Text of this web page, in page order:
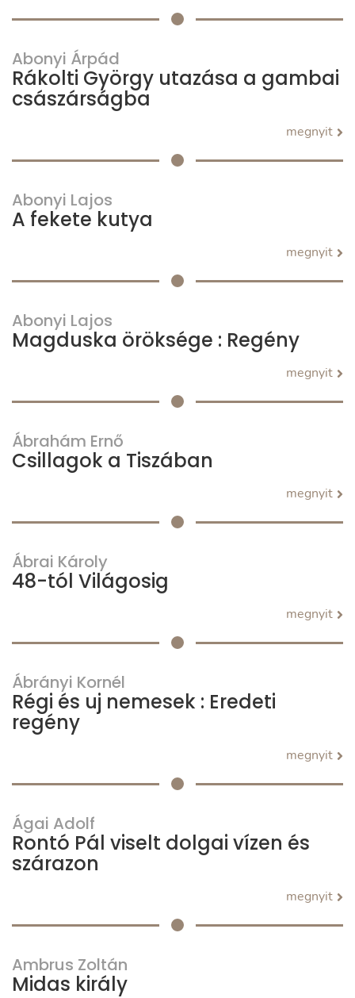
Abonyi Árpád
Rákolti György utazása a gambai
császárságba
megnyit
Abonyi Lajos
A fekete kutya
megnyit
Abonyi Lajos
Magduska öröksége : Regény
megnyit
Ábrahám Ernő
Csillagok a Tiszában
megnyit
Ábrai Károly
48-tól Világosig
megnyit
Ábrányi Kornél
Régi és uj nemesek : Eredeti
regény
megnyit
Ágai Adolf
Rontó Pál viselt dolgai vízen és
szárazon
megnyit
Ambrus Zoltán
Midas király